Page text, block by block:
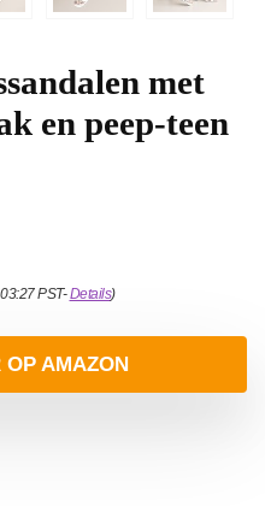
met
en peep-teen
PST-Details)
OP AMAZON